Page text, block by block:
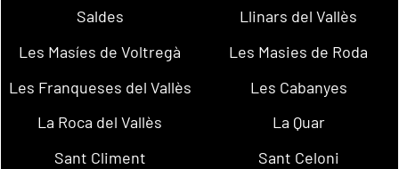
Saldes
Llinars del Vallès
Les Masíes de Voltregà
Les Masies de Roda
Les Franqueses del Vallès
Les Cabanyes
La Roca del Vallès
La Quar
Sant Climent
Sant Celoni